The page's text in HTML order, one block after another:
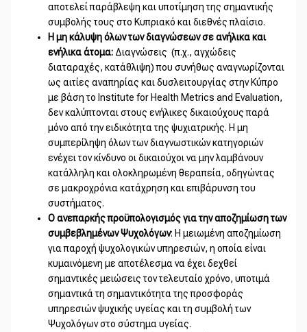
αποτελεί παράβλεψη και υποτίμηση της σημαντικής
συμβολής τους στο Κυπριακό και διεθνές πλαίσιο.
Η μη κάλυψη όλων των διαγνώσεων σε ανήλικα και
ενήλικα άτομα: Διαγνώσεις (π.χ., αγχώδεις
διαταραχές, κατάθλιψη) που συνήθως αναγνωρίζονται
ως αιτίες αναπηρίας και δυσλειτουργίας στην Κύπρο
με βάση το Institute for Health Metrics and Evaluation,
δεν καλύπτονται στους ενήλικες δικαιούχους παρά
μόνο από την ειδικότητα της ψυχιατρικής. Η μη
συμπερίληψη όλων των διαγνωστικών κατηγοριών
ενέχει τον κίνδυνο οι δικαιούχοι να μην λαμβάνουν
κατάλληλη και ολοκληρωμένη θεραπεία, οδηγώντας
σε μακροχρόνια κατάχρηση και επιβάρυνση του
συστήματος.
Οανεπαρκής προϋπολογισμός για την αποζημίωση των
συμβεβλημένων Ψυχολόγων: Η μειωμένη αποζημίωση
για παροχή ψυχολογικών υπηρεσιών, η οποία είναι
κυμαινόμενη με αποτέλεσμα να έχει δεχθεί
σημαντικές μειώσεις τον τελευταίο χρόνο, υποτιμά
σημαντικά τη σημαντικότητα της προσφοράς
υπηρεσιών ψυχικής υγείας και τη συμβολή των
Ψυχολόγων στο σύστημα υγείας.